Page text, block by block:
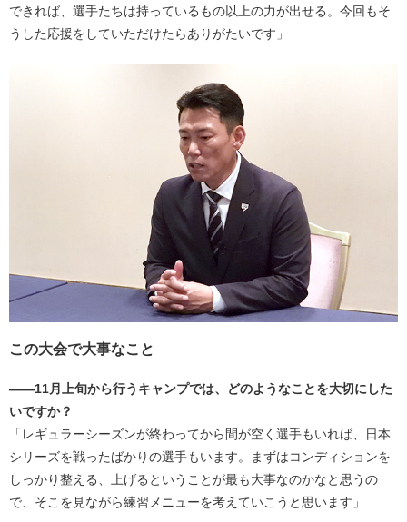
できれば、選手たちは持っているもの以上の力が出せる。今回もそ
うした応援をしていただけたらありがたいです」
この大会で大事なこと
――11月上旬から行うキャンプでは、どのようなことを大切にした
いですか？
「レギュラーシーズンが終わってから間が空く選手もいれば、日本
シリーズを戦ったばかりの選手もいます。まずはコンディションを
しっかり整える、上げるということが最も大事なのかなと思うの
で、そこを見ながら練習メニューを考えていこうと思います」